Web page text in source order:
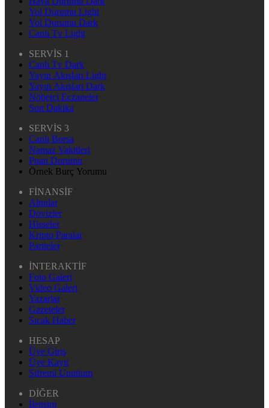
Yol Durumu Light
Yol Durumu Dark
Canlı Tv Light
SERVİS 1
Canlı Tv Dark
Yayın Akışları Light
Yayın Akışları Dark
Nöbetçi Eczaneler
Son Dakika
SERVİS 3
Canlı Borsa
Namaz Vakitleri
Puan Durumu
Örnek Burç Yorumu
FİNANSİF
Altınlar
Dövizler
Hisseler
Kripto Paralar
Pariteler
İNTERAKTİF
Foto Galeri
Video Galeri
Yazarlar
Gazeteler
Sıcak Haber
HESAP
Üye Giriş
Üye Kayıt
Şifremi Unuttum
DİĞER
İletişim